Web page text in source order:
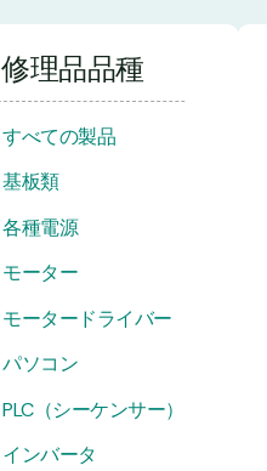
修理品品種
すべての製品
基板類
各種電源
モーター
モータードライバー
パソコン
PLC（シーケンサー）
インバータ